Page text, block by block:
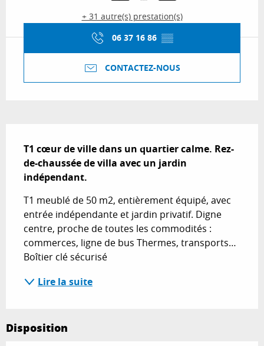
+ 31 autre(s) prestation(s)
06 37 16 86 ▒▒
CONTACTEZ-NOUS
T1 cœur de ville dans un quartier calme. Rez-
de-chaussée de villa avec un jardin
indépendant.
T1 meublé de 50 m2, entièrement équipé, avec
entrée indépendante et jardin privatif. Digne
centre, proche de toutes les commodités :
commerces, ligne de bus Thermes, transports…
Boîtier clé sécurisé
Lire la suite
Disposition